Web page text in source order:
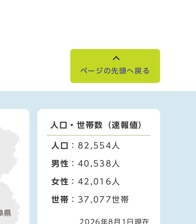
ページの先頭へ戻る
人口・世帯数（速報値）
人口 ：82,554人
男性 ：40,538人
女性 ：42,016人
世帯 ：37,077世帯
2026年8月1日現在